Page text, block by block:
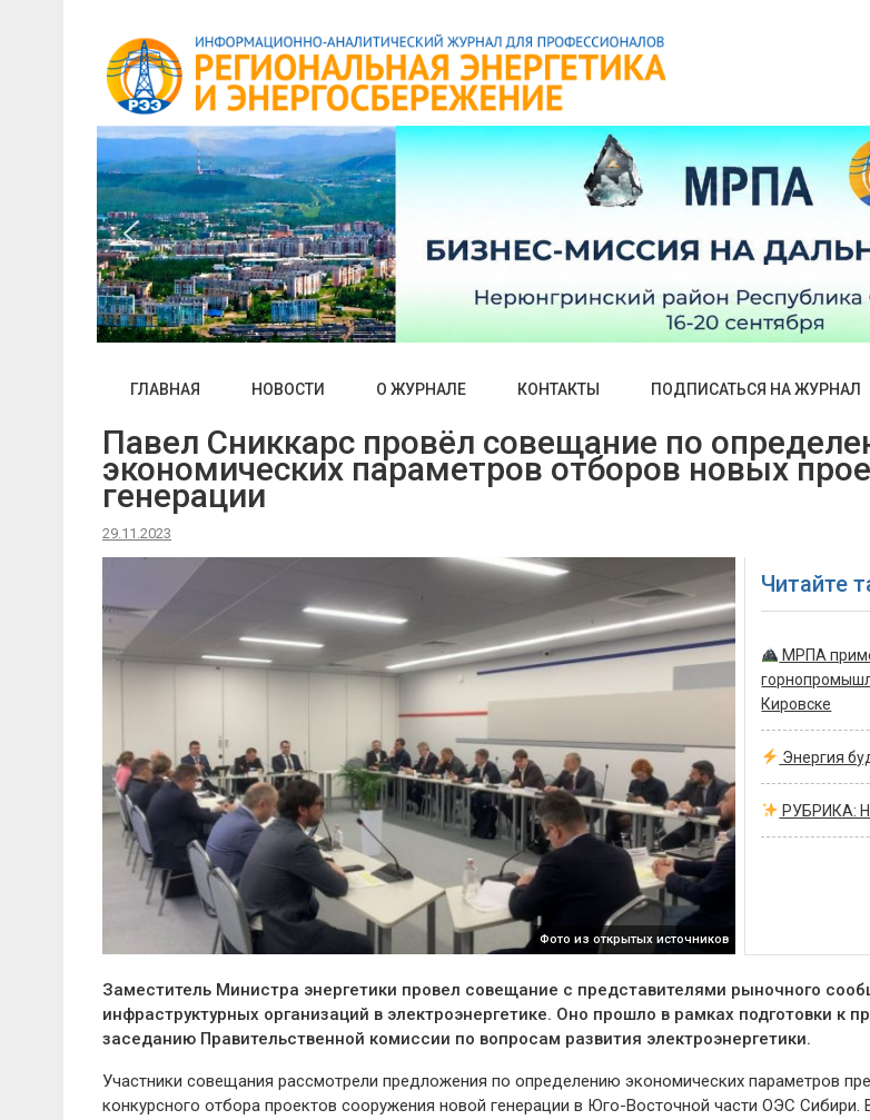
ГЛАВНАЯ НОВОСТИ О ЖУРНАЛЕ КОНТАКТЫ ПОДПИСАТЬСЯ НА ЖУРНАЛ
Павел Сниккарс провёл совещание по
экономических параметров отборов новых
генерации
29.11.2023
Фото из открытых источников
Читайте
МРПА
Кировске
Энергия
РУБРИКА:
Заместитель Министра энергетики провел совещание с представителями рыночного
инфраструктурных организаций в электроэнергетике. Оно прошло в рамках подготовки к
заседанию Правительственной комиссии по вопросам развития электроэнергетики.
Участники совещания рассмотрели предложения по определению экономических параметров
конкурсного отбора проектов сооружения новой генерации в Юго-Восточной части ОЭС Сибири.